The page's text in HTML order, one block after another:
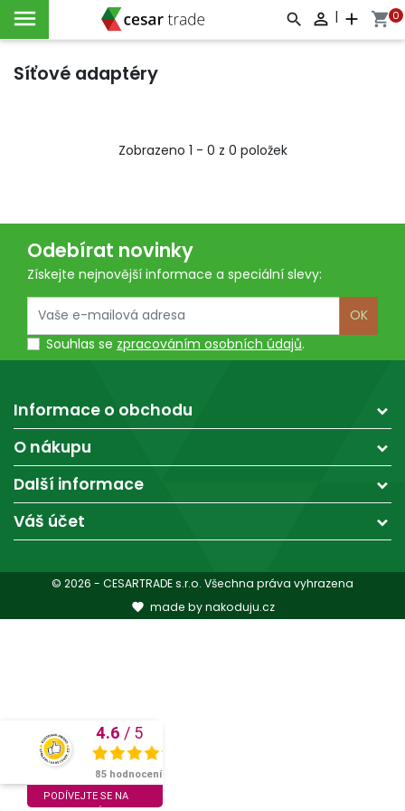
   | add shopping_cart0
Síťové adaptéry
Zobrazeno 1 - 0 z 0 položek
Odebírat novinky
Získejte nejnovější informace a speciální slevy:
OK
Souhlas se zpracováním osobních údajů.
Informace o obchodu
O nákupu
Další informace
Váš účet
SKVĚLÉ
4.6 / 5
85 hodnocení
PODÍVEJTE SE NA
© 2026 - CESARTRADE s.r.o. Všechna práva vyhrazena
 made by nakoduju.cz